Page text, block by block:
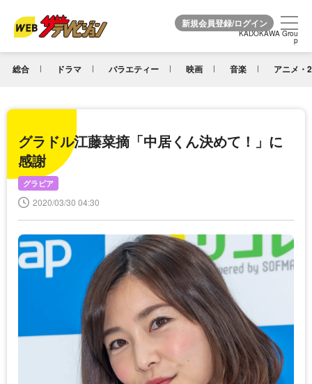
KADOKAWA Grou
p
総合 ドラマ バラエティー 映画 音楽 アニメ・
KADOKAWA Grou
p
グラドル江藤菜摘「中居くん決めて！」に
感謝
グラビア
2020/03/30 04:30